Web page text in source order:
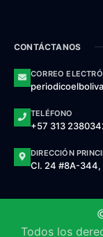
CONTÁCTANOS
CORREO
TELÉFONO
+57 313
DIRECCIÓN
Cl. 24 #8A-344,
Todos los